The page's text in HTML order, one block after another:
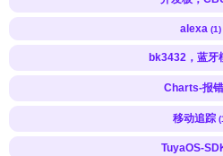
alexa (1)
bk3432，蓝牙
Charts-报错
移动追踪
TuyaOS-